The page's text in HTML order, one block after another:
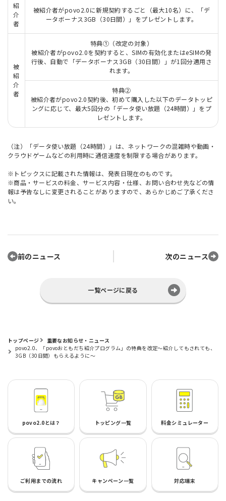
紹
介
者
被紹介者がpovo2.0に新規契約するごと（最大10名）に、「デ
ータボーナス3GB（30日間）」をプレゼントします。
被
紹
介
者
特典①（改定の対象）
被紹介者がpovo2.0を契約すると、SIMの有効化またはeSIMの発
行後、自動で「データボーナス3GB（30日間）」が1回分適用さ
れます。
特典②
被紹介者がpovo2.0契約後、初めて購入した以下のデータトッピ
ングに応じて、最大5回分の「データ使い放題（24時間）」をプ
レゼントします。
（注）「データ使い放題（24時間）」は、ネットワークの混雑時や動画・
クラウドゲームなどの利用時に通信速度を制限する場合があります。
※トピックスに記載された情報は、発表日現在のものです。
※商品・サービスの料金、サービス内容・仕様、お問い合わせ先などの情
報は予告なしに変更されることがありますので、あらかじめご了承くださ
い。
前のニュース 次のニュース
一覧ページに戻る
トップページ
重要なお知らせ・ニュース
povo2.0、「povoおともだち紹介プログラム」の特典を改定～紹介してもされても、
3GB（30日間）もらえるように～
povo2.0とは？ トッピング一覧 料金シミュレーター
ご利用までの流れ キャンペーン一覧 対応端末